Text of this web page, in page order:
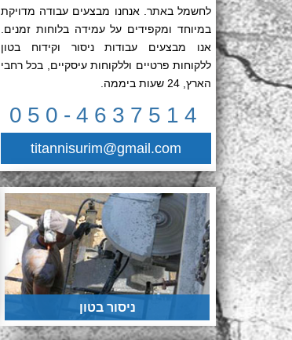
לחשמל באתר. אנחנו מבצעים עבודה מדויקת
במיוחד ומקפידים על עמידה בלוחות זמנים.
אנו מבצעים עבודות ניסור וקידוח בטון
ללקוחות פרטיים וללקוחות עיסקיים, בכל רחבי
הארץ, 24 שעות ביממה.
050-4637514
titannisurim@gmail.com
ניסור בטון